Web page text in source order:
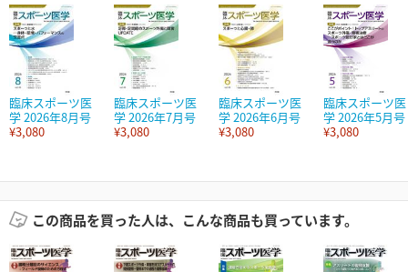
臨床スポーツ医
学 2026年8月号
¥3,080
臨床スポーツ医
学 2026年7月号
¥3,080
臨床スポーツ医
学 2026年6月号
¥3,080
臨床スポーツ医
学 2026年5月号
¥3,080
この商品を買った人は、こんな商品も買っています。